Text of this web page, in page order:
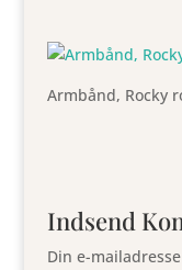
Armbånd, Rocky
Indsend
Din e-